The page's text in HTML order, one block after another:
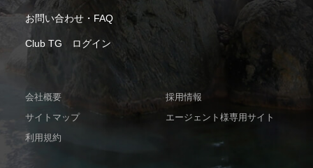
お問い合わせ・FAQ
Club TG ログイン
会社概要
採用情報
サイトマップ
エージェント様専用サイト
利用規約